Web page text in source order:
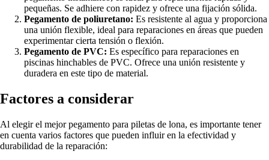
pequeñas. Se adhiere con rapidez y ofrece una fijación sólida.
Pegamento de poliuretano: Es resistente al agua y proporciona
una unión flexible, ideal para reparaciones en áreas que pueden
experimentar cierta tensión o flexión.
Pegamento de PVC: Es específico para reparaciones en
piscinas hinchables de PVC. Ofrece una unión resistente y
duradera en este tipo de material.
Factores a considerar
Al elegir el mejor pegamento para piletas de lona, es importante tener
en cuenta varios factores que pueden influir en la efectividad y
durabilidad de la reparación: